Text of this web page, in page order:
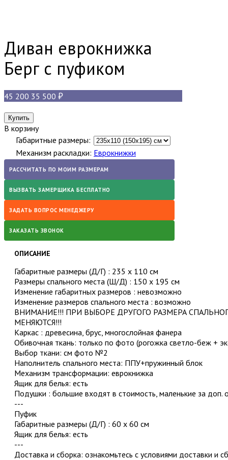
Диван еврокнижка
Берг с пуфиком
45 200 35 500
В корзину
Габаритные размеры:
Механизм раскладки: Еврокнижки
РАССЧИТАТЬ ПО МОИМ РАЗМЕРАМ
ВЫЗВАТЬ ЗАМЕРЩИКА БЕСПЛАТНО
ЗАДАТЬ ВОПРОС МЕНЕДЖЕРУ
ЗАКАЗАТЬ ЗВОНОК
ОПИСАНИЕ
Габаритные размеры (Д/Г) : 235 х 110 см
Размеры спального места (Ш/Д) : 150 х 195 см
Изменение габаритных размеров : невозможно
Изменение размеров спального места : возможно
ВНИМАНИЕ!!! ПРИ ВЫБОРЕ ДРУГОГО РАЗМЕРА
МЕНЯЮТСЯ!!!
Каркас : древесина, брус, многослойная фанера
Обивочная ткань: только по фото (рогожка светло-беж +
Выбор ткани: см фото №2
Наполнитель спального места: ППУ+пружинный блок
Механизм трансформации: еврокнижка
Ящик для белья: есть
Подушки : большие входят в стоимость, маленькие за доп.
---
Пуфик
Габаритные размеры (Д/Г) : 60 х 60 см
Ящик для белья: есть
---
Доставка и сборка: ознакомьтесь с условиями доставки и